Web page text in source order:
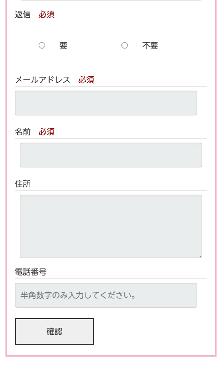
返信 必須
要 不要
メールアドレス 必須
名前 必須
住所
電話番号